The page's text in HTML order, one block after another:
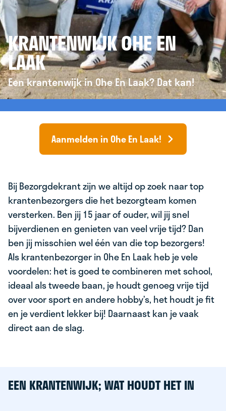
KRANTENWIJK OHE EN
LAAK
Een krantenwijk in Ohe En Laak? Dat kan!
Aanmelden in Ohe En Laak!
Bij Bezorgdekrant zijn we altijd op zoek naar top
krantenbezorgers die het bezorgteam komen
versterken. Ben jij 15 jaar of ouder, wil jij snel
bijverdienen en genieten van veel vrije tijd? Dan
ben jij misschien wel één van die top bezorgers!
Als krantenbezorger in Ohe En Laak heb je vele
voordelen: het is goed te combineren met school,
ideaal als tweede baan, je houdt genoeg vrije tijd
over voor sport en andere hobby’s, het houdt je fit
en je verdient lekker bij! Daarnaast kan je vaak
direct aan de slag.
EEN KRANTENWIJK; WAT HOUDT HET IN